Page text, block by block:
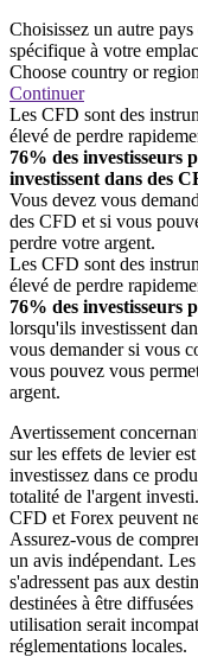
Choisissez un autre
spécifique à votre
Choose country or region
Continuer
Les CFD sont des
élevé de perdre
76% des
investissent dans des
Vous devez vous
des CFD et si vous
perdre votre argent.
Les CFD sont des
élevé de perdre
76% des investisseurs
lorsqu'ils investissent
vous demander si vous
vous pouvez vous
argent.
Avertissement
sur les effets de levier
investissez dans ce
totalité de l'argent
CFD et Forex peuvent
Assurez-vous de
un avis indépendant.
s'adressent pas aux
destinées à être
utilisation serait
réglementations locales.